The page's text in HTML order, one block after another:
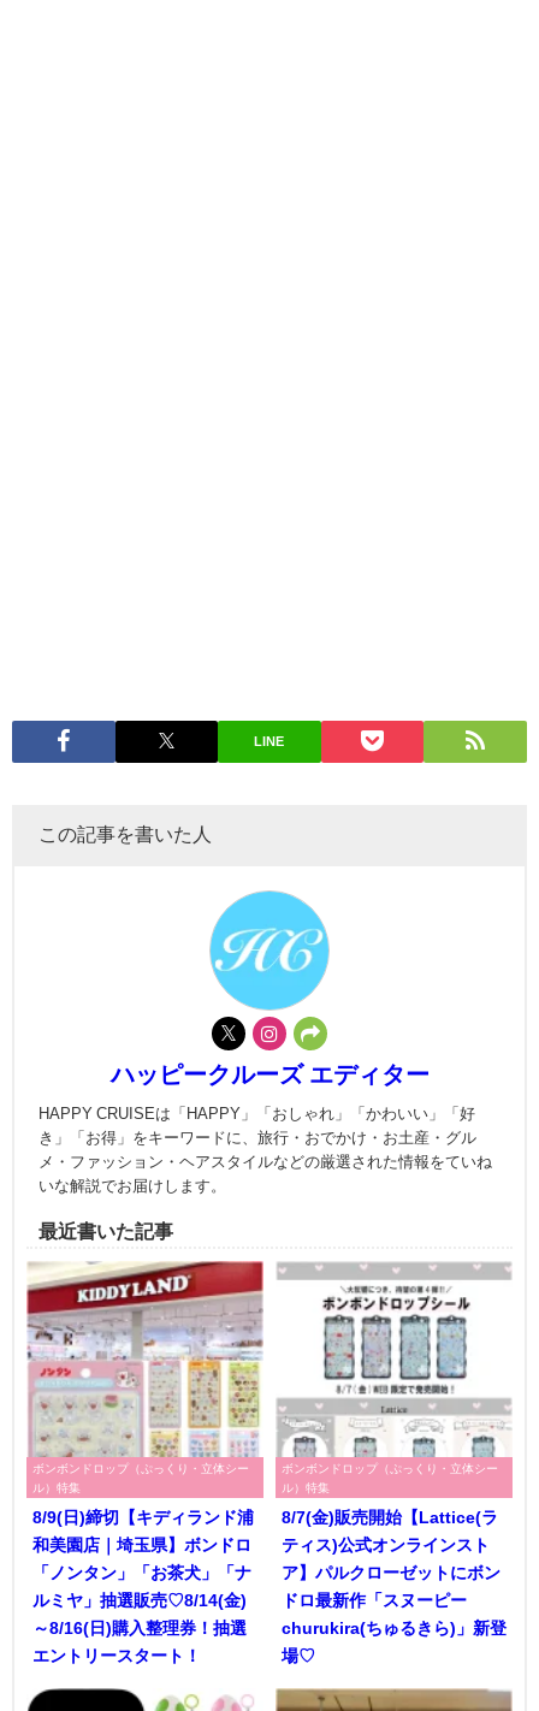
LINE
この記事を書いた人
ハッピークルーズ エディター
HAPPY CRUISEは「HAPPY」「おしゃれ」「かわいい」「好
き」「お得」をキーワードに、旅行・おでかけ・お土産・グル
メ・ファッション・ヘアスタイルなどの厳選された情報をていね
いな解説でお届けします。
最近書いた記事
ボンボンドロップ（ぷっくり・立体シー
ル）特集
8/9(日)締切【キディランド浦
和美園店｜埼玉県】ボンドロ
「ノンタン」「お茶犬」「ナ
ルミヤ」抽選販売♡8/14(金)
～8/16(日)購入整理券！抽選
エントリースタート！
ボンボンドロップ（ぷっくり・立体シー
ル）特集
8/7(金)販売開始【Lattice(ラ
ティス)公式オンラインスト
ア】パルクローゼットにボン
ドロ最新作「スヌーピー
churukira(ちゅるきら)」新登
場♡